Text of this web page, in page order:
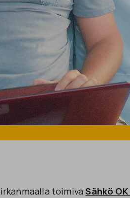
toimivaSähkö